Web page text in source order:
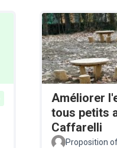
Améliorer
tous petits
Caffarelli
Proposition